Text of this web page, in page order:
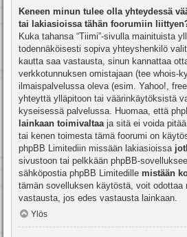
Keneen minun tulee olla yhteydessä
tai lakiasioissa tähän foorumiin
Kuka tahansa “Tiimi”-sivulla mainituista
todennäköisesti sopiva yhteyshenkilö
kautta saa vastausta, sinun kannattaa
verkkotunnuksen omistajaan (tee whois-
ilmaispalvelussa oleva (esim. Yahoo!,
yhteyttä ylläpitoon tai väärinkäytöksistä
kyseisessä palvelussa. Huomaa, että
lainkaan toimivaltaa ja sitä ei voida
tai kenen toimesta tämä foorumi on
phpBB Limitediin missään lakiasioissa
sivustoon tai pelkkään phpBB-
sähköpostia phpBB Limitedille mistään
tämän sovelluksen käytöstä, voit odottaa
vastausta, jos edes vastausta lainkaan.
Ylös